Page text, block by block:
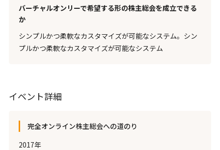
バーチャルオンリーで希望する形の株主総会を成立できる
か
シンプルかつ柔軟なカスタマイズが可能なシステム。シン
プルかつ柔軟なカスタマイズが可能なシステム
イベント詳細
完全オンライン株主総会への道のり
2017年